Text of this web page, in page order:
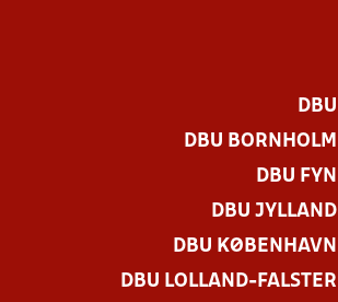
DBU
DBU BORNHOLM
DBU FYN
DBU JYLLAND
DBU KØBENHAVN
DBU LOLLAND-FALSTER